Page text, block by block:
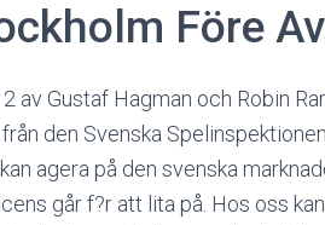
Före
av Gustaf Hagman och Robin
den Svenska
agera på den svenska
går f?r att lita på. Hos oss